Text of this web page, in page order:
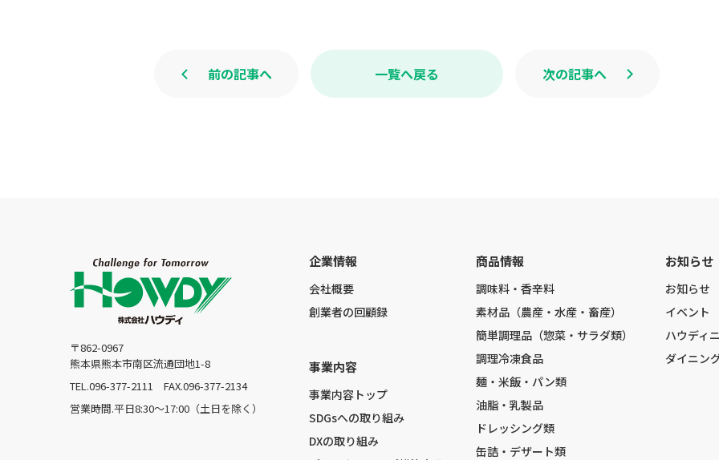
o
一覧へ戻る
前の記事へ 次の記事へ
〒862-0967
熊本県熊本市南区流通団地1-8
TEL.096-377-2111
FAX.096-377-2134
営業時間.平日8:30〜17:00（土日を除く）
企業情報
会社概要
創業者の回顧録
事業内容
事業内容トップ
SDGsへの取り組み
DXの取り組み
商品情報
調味料・香辛料
素材品（農産・水産・畜産）
簡単調理品（惣菜・サラダ類）
調理冷凍食品
麺・米飯・パン類
油脂・乳製品
ドレッシング類
缶詰・デザート類
お知らせ
お知らせ
イベント
ハウディ
ダイニン